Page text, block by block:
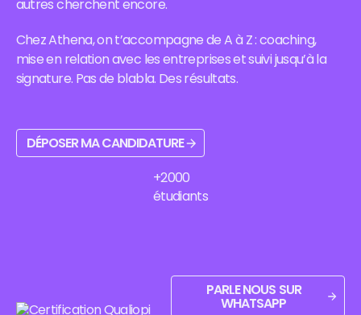
porteurs,
méthode
pour signer
ton contrat.
Courcouronnes
bassin d'emploi
et admission.
d'emploi et ses
débouchés.
Business
School.
autres cherchent encore.
Chez Athena, on t’accompagne de A à Z : coaching,
mise en relation avec les entreprises et suivi jusqu’à la
signature. Pas de blabla. Des résultats.
Déposer ma candidature
DÉPOSER MA CANDIDATURE
+2000
étudiants
Parle nous sur WhatsApp
PARLE NOUS SUR
WHATSAPP